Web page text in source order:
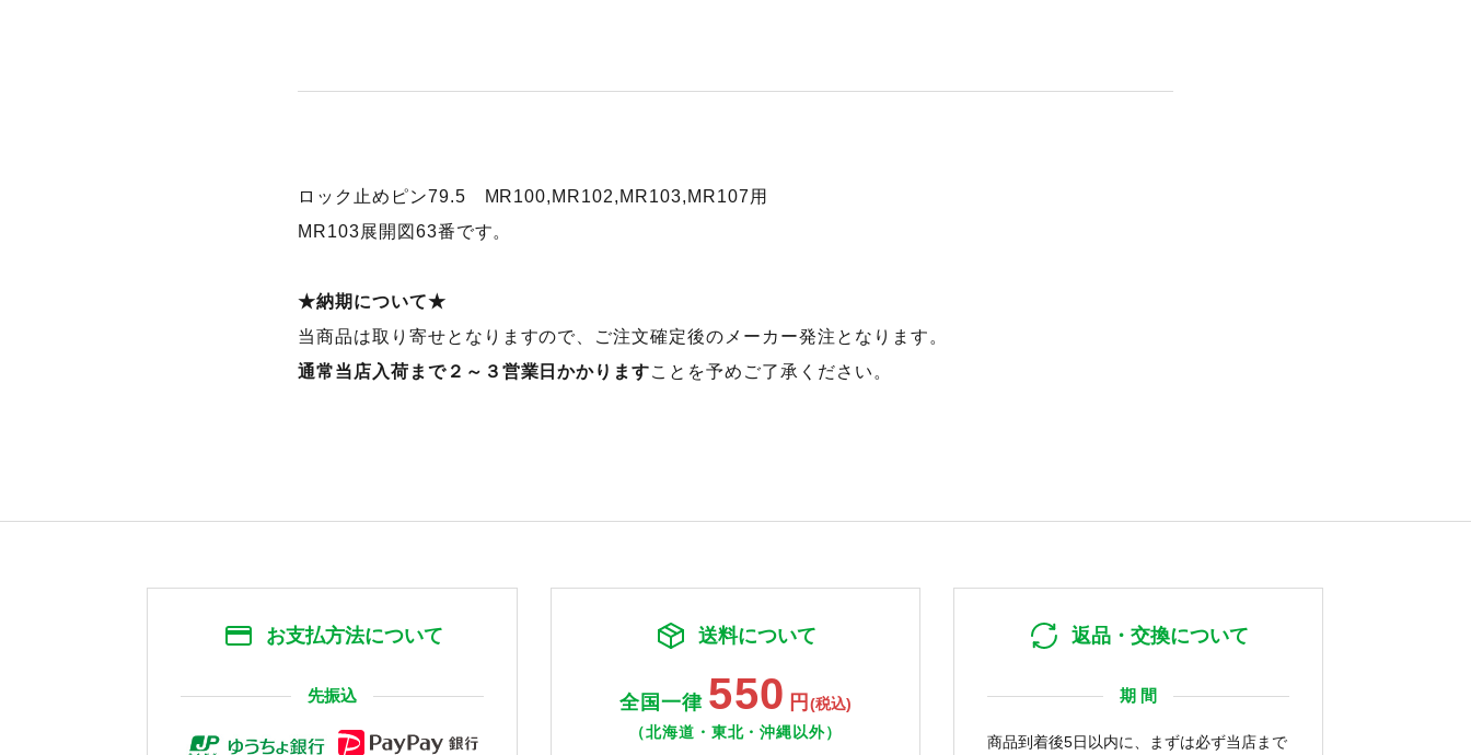
ロック止めピン79.5 MR100,MR102,MR103,MR107用
MR103展開図63番です。
★納期について★
当商品は取り寄せとなりますので、ご注文確定後のメーカー発注となります。
通常当店入荷まで２～３営業日かかりますことを予めご了承ください。
お支払方法について
先振込
送料について
全国一律 550 円 (税込)
（北海道・東北・沖縄以外）
返品・交換について
期 間
商品到着後5日以内に、まずは必ず当店まで